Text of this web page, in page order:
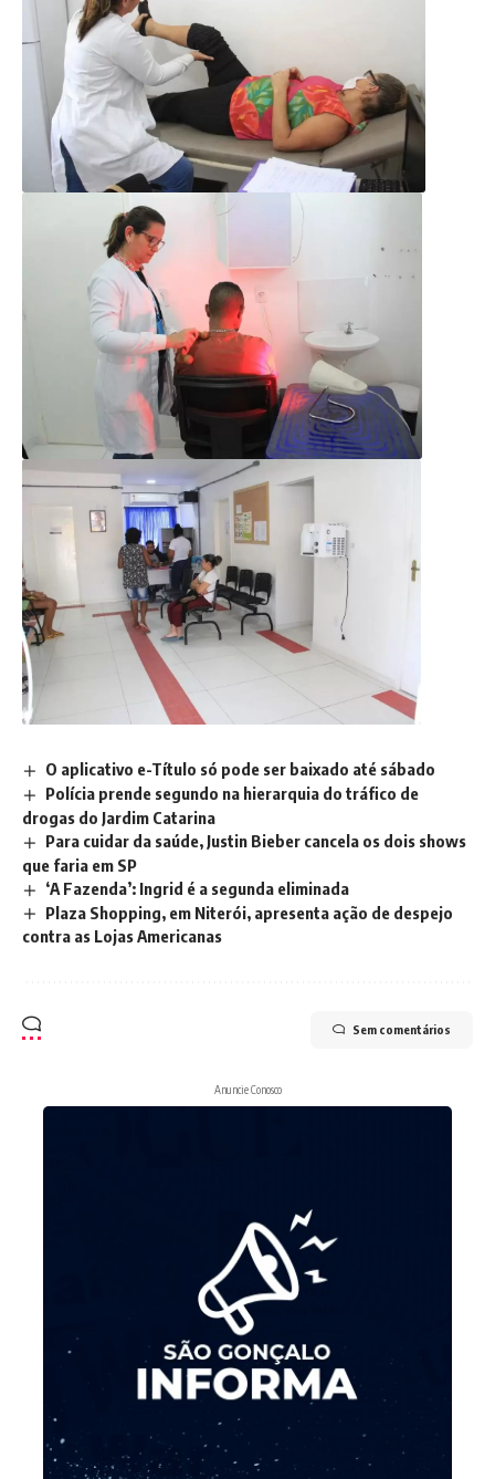
O aplicativo e-Título só pode ser baixado até sábado
Polícia prende segundo na hierarquia do tráfico de
drogas do Jardim Catarina
Para cuidar da saúde, Justin Bieber cancela os dois shows
que faria em SP
‘A Fazenda’: Ingrid é a segunda eliminada
Plaza Shopping, em Niterói, apresenta ação de despejo
contra as Lojas Americanas
Sem comentários
Anuncie Conosco